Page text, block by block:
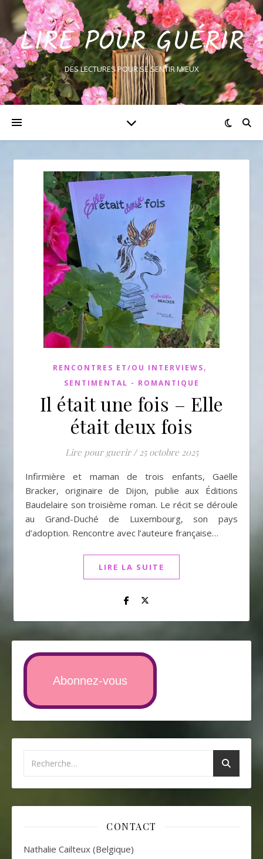
LIRE POUR GUÉRIR
DES LECTURES POUR SE SENTIR MIEUX
RENCONTRES ET/OU INTERVIEWS,
SENTIMENTAL - ROMANTIQUE
Il était une fois – Elle
était deux fois
Lire pour guerir / 25 octobre 2025
Infirmière et maman de trois enfants, Gaëlle
Bracker, originaire de Dijon, publie aux Éditions
Baudelaire son troisième roman. Le récit se déroule
au Grand-Duché de Luxembourg, son pays
d’adoption. Rencontre avec l’auteure française…
LIRE LA SUITE
Abonnez-vous
CONTACT
Nathalie Cailteux (Belgique)